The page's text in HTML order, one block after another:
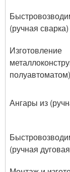
(ручная сварка)
Изготовление
полуавтоматом)
Ангары из
(ручная